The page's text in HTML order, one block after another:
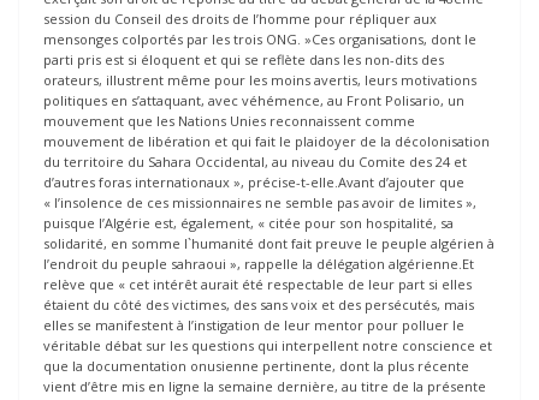
session du Conseil des droits de l’homme pour répliquer aux
mensonges colportés par les trois ONG. »Ces organisations, dont le
parti pris est si éloquent et qui se reflète dans les non-dits des
orateurs, illustrent même pour les moins avertis, leurs motivations
politiques en s’attaquant, avec véhémence, au Front Polisario, un
mouvement que les Nations Unies reconnaissent comme
mouvement de libération et qui fait le plaidoyer de la décolonisation
du territoire du Sahara Occidental, au niveau du Comite des 24 et
d’autres foras internationaux », précise-t-elle.Avant d’ajouter que
« l’insolence de ces missionnaires ne semble pas avoir de limites »,
puisque l’Algérie est, également, « citée pour son hospitalité, sa
solidarité, en somme l`humanité dont fait preuve le peuple algérien à
l’endroit du peuple sahraoui », rappelle la délégation algérienne.Et
relève que « cet intérêt aurait été respectable de leur part si elles
étaient du côté des victimes, des sans voix et des persécutés, mais
elles se manifestent à l’instigation de leur mentor pour polluer le
véritable débat sur les questions qui interpellent notre conscience et
que la documentation onusienne pertinente, dont la plus récente
vient d’être mis en ligne la semaine dernière, au titre de la présente